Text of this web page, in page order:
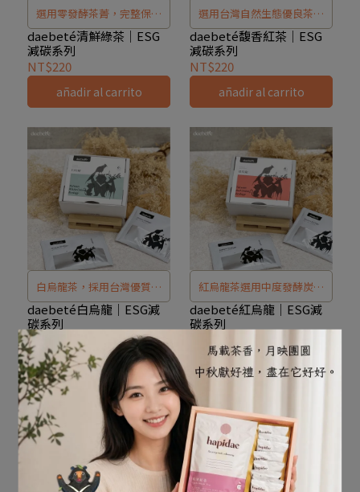
選用零發酵茶菁，完整保留
綠茶最原始的清香與鮮甜。
入口溫和、清爽甘醇，久泡
也不會苦到懷疑人生 —— 這
款綠茶主打的，就是日常耐
daebeté清鮮綠茶｜ESG
減碳系列
NT$220
añadir al carrito
選用台灣自然生態優良茶園
的小葉種紅茶，全發酵製程
細緻掌控，一杯馥香紅茶，
把風味與永續一起泡好。入
口帶出自然蜜香，口感滑順
用也適合送禮的台灣紅茶代
表作。
daebeté馥香紅茶｜ESG
減碳系列
NT$220
añadir al carrito
白烏龍茶，採用台灣優質茶
園茶菁，製茶過程不殺菁、
不揉捻，僅於萎凋階段微發
酵，完整保留茶葉原始風
味。茶湯清澈透亮，入口清
甜柔順，尾韻自然回甘，是
介於綠茶與烏龍之間、日常
也喝得輕鬆的理想選擇。
daebeté白烏龍｜ESG減
碳系列
NT$220
añadir al carrito
紅烏龍茶選用中度發酵炭焙
茶菁，茶湯醇厚圓滑，入口
後炭焙香氣緩緩升起，帶出
古早味經典焙香。 是日常辦
公提神、下午茶小憩的最佳
daebeté紅烏龍｜ESG減
碳系列
añadir al carrito